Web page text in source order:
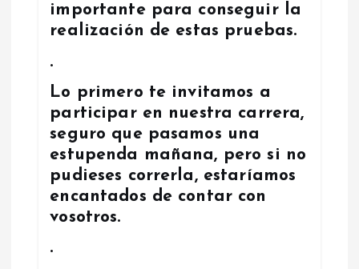
importante para conseguir la
realización de estas pruebas.
.
Lo primero te invitamos a
participar en nuestra carrera,
seguro que pasamos una
estupenda mañana, pero si no
pudieses correrla, estaríamos
encantados de contar con
vosotros.
.